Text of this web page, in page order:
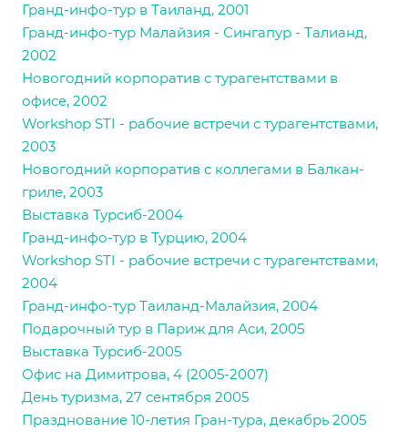
Гранд-инфо-тур в Таиланд, 2001
Гранд-инфо-тур Малайзия - Сингапур - Талианд,
2002
Новогодний корпоратив с турагентствами в
офисе, 2002
Workshop STI - рабочие встречи с турагентствами,
2003
Новогодний корпоратив с коллегами в Балкан-
гриле, 2003
Выставка Турсиб-2004
Гранд-инфо-тур в Турцию, 2004
Workshop STI - рабочие встречи с турагентствами,
2004
Гранд-инфо-тур Таиланд-Малайзия, 2004
Подарочный тур в Париж для Аси, 2005
Выставка Турсиб-2005
Офис на Димитрова, 4 (2005-2007)
День туризма, 27 сентября 2005
Празднование 10-летия Гран-тура, декабрь 2005